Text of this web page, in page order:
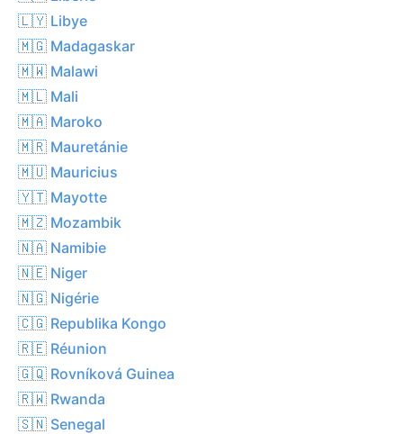
🇱🇾 Libye
🇲🇬 Madagaskar
🇲🇼 Malawi
🇲🇱 Mali
🇲🇦 Maroko
🇲🇷 Mauretánie
🇲🇺 Mauricius
🇾🇹 Mayotte
🇲🇿 Mozambik
🇳🇦 Namibie
🇳🇪 Niger
🇳🇬 Nigérie
🇨🇬 Republika Kongo
🇷🇪 Réunion
🇬🇶 Rovníková Guinea
🇷🇼 Rwanda
🇸🇳 Senegal